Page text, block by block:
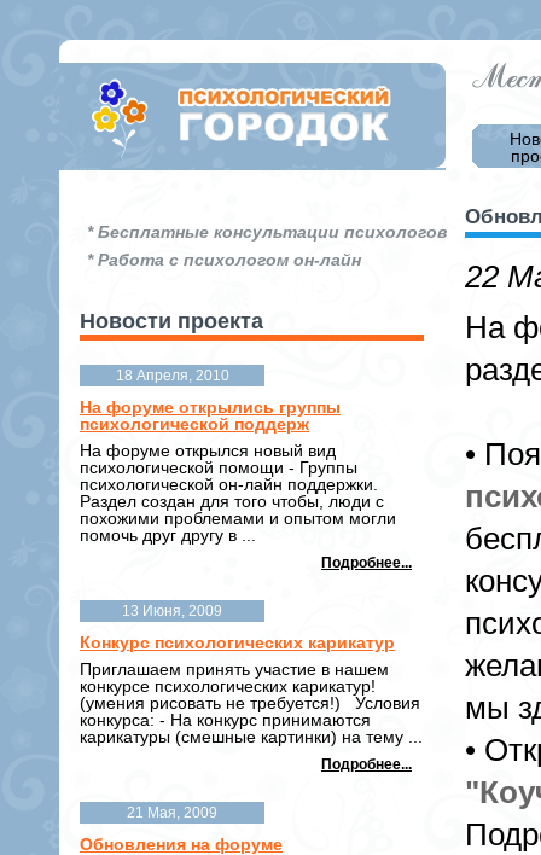
* Бесплатные консультации психологов
* Работа с психологом он-лайн
Новости проекта
18 Апреля, 2010
На форуме открылись группы
психологической поддерж
На форуме открылся новый вид
психологической помощи - Группы
психологической он-лайн поддержки.
Раздел создан для того чтобы, люди с
похожими проблемами и опытом могли
помочь друг другу в ...
Подробнее...
13 Июня, 2009
Конкурс психологических карикатур
Приглашаем принять участие в нашем
конкурсе психологических карикатур!
(умения рисовать не требуется!) Условия
конкурса: - На конкурс принимаются
карикатуры (смешные картинки) на тему ...
Подробнее...
21 Мая, 2009
Обновления на форуме
22
На
•
мы
•